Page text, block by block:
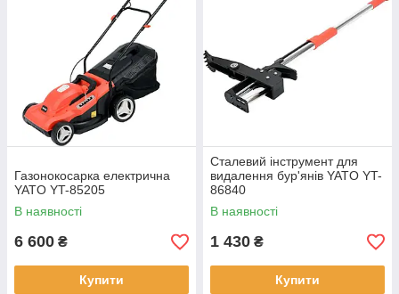
Газонокосарка електрична
YATO YT-85205
В наявності
6 600 ₴
Купити
Сталевий інструмент для
видалення бур'янів YATO YT-
86840
В наявності
1 430 ₴
Купити